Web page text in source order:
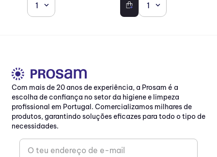
1 1
Com mais de 20 anos de experiência, a Prosam é a
escolha de confiança no setor da higiene e limpeza
profissional em Portugal. Comercializamos milhares de
produtos, garantindo soluções eficazes para todo o tipo de
necessidades.